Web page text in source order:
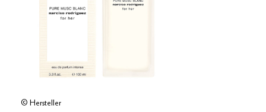
© Hersteller